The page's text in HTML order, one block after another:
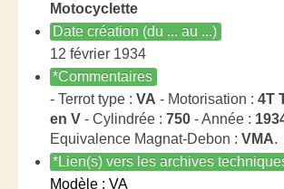
Motocyclette
Date création (du ... au ...)
12 février 1934
*Commentaires
- Terrot type : VA - Motorisation : 4T
en V - Cylindrée : 750 - Année :
Equivalence Magnat-Debon : VMA.
*Lien(s) vers les archives
Modèle : VA